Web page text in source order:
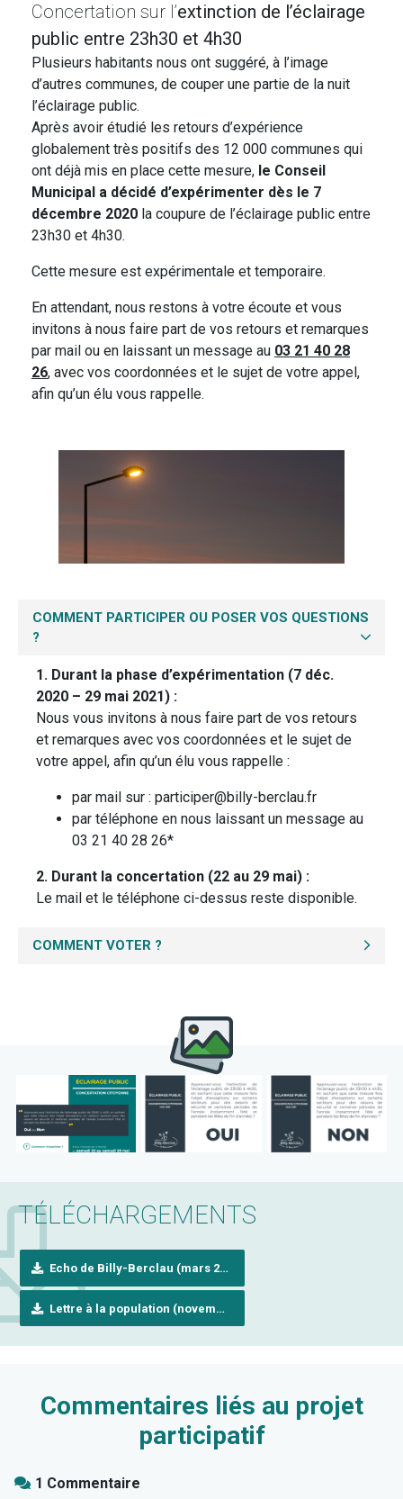
Concertation sur l’extinction de l’éclairage
public entre 23h30 et 4h30
Plusieurs habitants nous ont suggéré, à l’image
d’autres communes, de couper une partie de la nuit
l’éclairage public.
Après avoir étudié les retours d’expérience
globalement très positifs des 12 000 communes qui
ont déjà mis en place cette mesure, le Conseil
Municipal a décidé d’expérimenter dès le 7
décembre 2020 la coupure de l’éclairage public entre
23h30 et 4h30.
Cette mesure est expérimentale et temporaire.
En attendant, nous restons à votre écoute et vous
invitons à nous faire part de vos retours et remarques
par mail ou en laissant un message au 03 21 40 28
26, avec vos coordonnées et le sujet de votre appel,
afin qu’un élu vous rappelle.
COMMENT PARTICIPER OU POSER VOS QUESTIONS
?
1. Durant la phase d’expérimentation (7 déc.
2020 – 29 mai 2021) :
Nous vous invitons à nous faire part de vos retours
et remarques avec vos coordonnées et le sujet de
votre appel, afin qu’un élu vous rappelle :
par mail sur : participer@billy-berclau.fr
par téléphone en nous laissant un message au
03 21 40 28 26*
2. Durant la concertation (22 au 29 mai) :
Le mail et le téléphone ci-dessus reste disponible.
COMMENT VOTER ?
TÉLÉCHARGEMENTS
Echo de Billy-Berclau (mars 2021)
Lettre à la population (novembre 2020)
Commentaires liés au projet
participatif
1 Commentaire